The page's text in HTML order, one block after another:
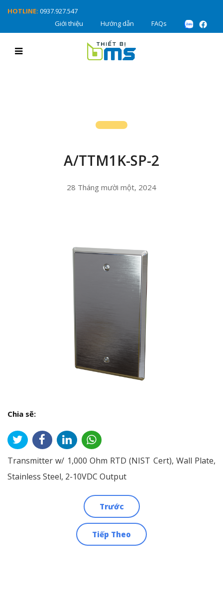
HOTLINE: 0937.927.547
Giới thiệu
Hướng dẫn FAQs
A/TTM1K-SP-2
28 Tháng mười một, 2024
Chia sẽ:
Transmitter w/ 1,000 Ohm RTD (NIST Cert), Wall Plate,
Stainless Steel, 2-10VDC Output
Trước
Tiếp Theo